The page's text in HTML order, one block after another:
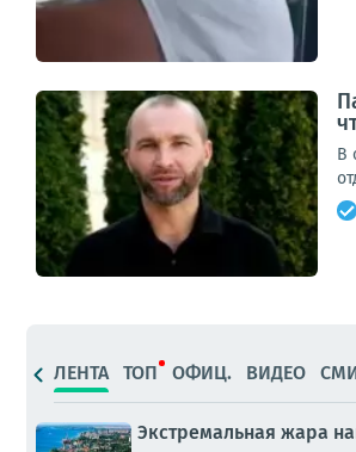
В
ЛЕНТА ТОП ОФИЦ. ВИДЕО
Экстремальная жара